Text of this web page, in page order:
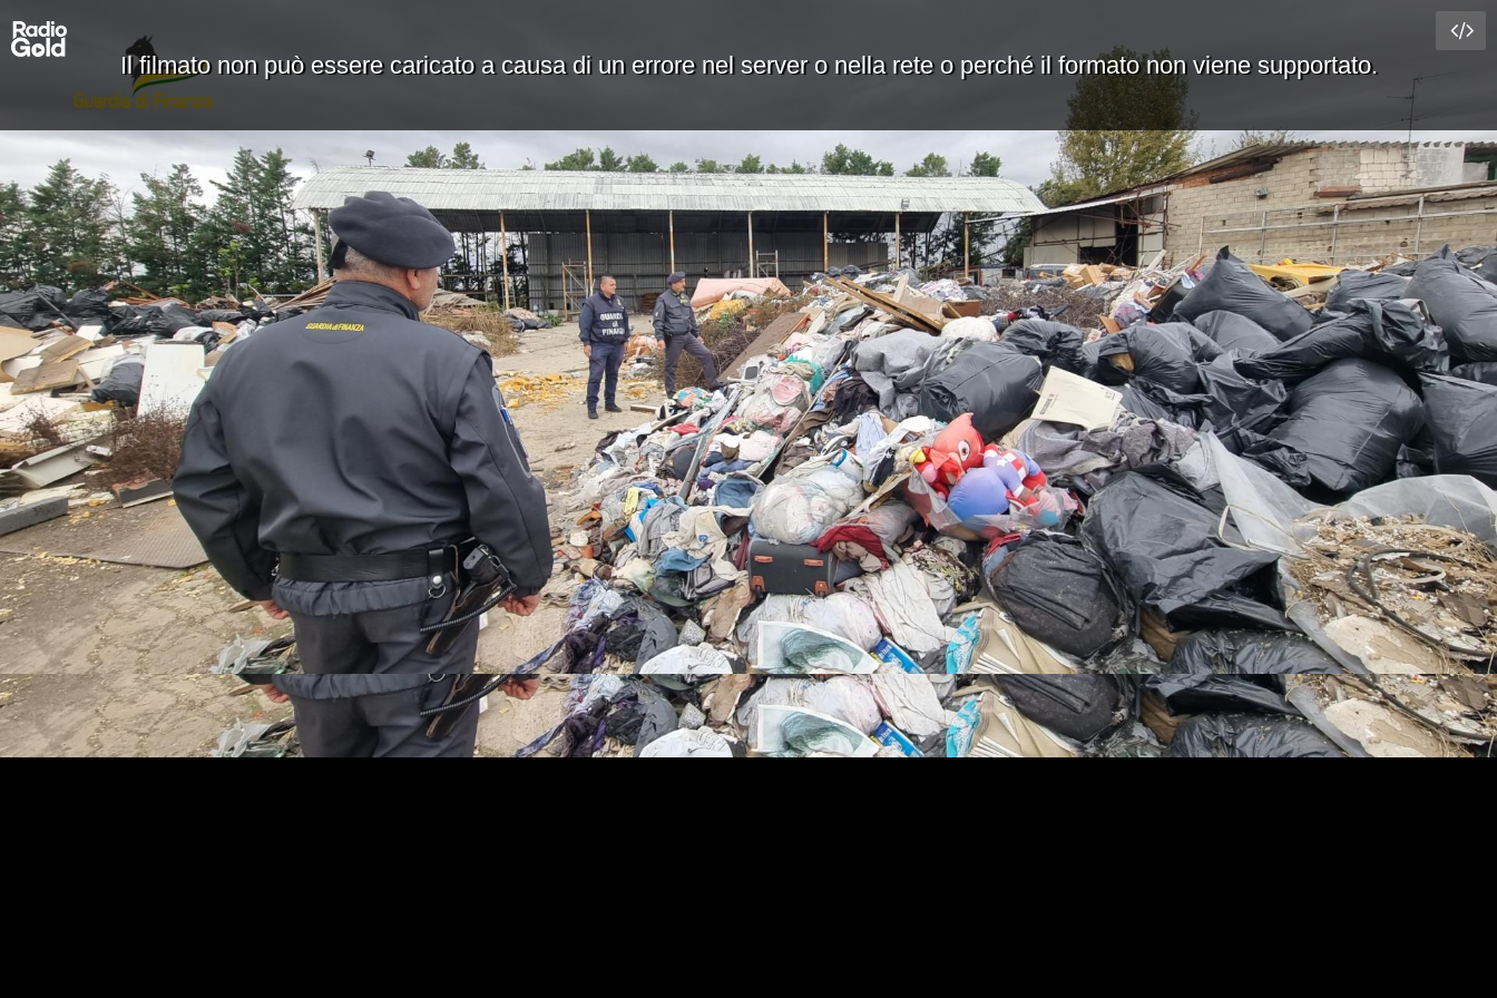
Il filmato non può essere caricato a causa di un errore nel server o nella rete o perché il formato non viene supportato.